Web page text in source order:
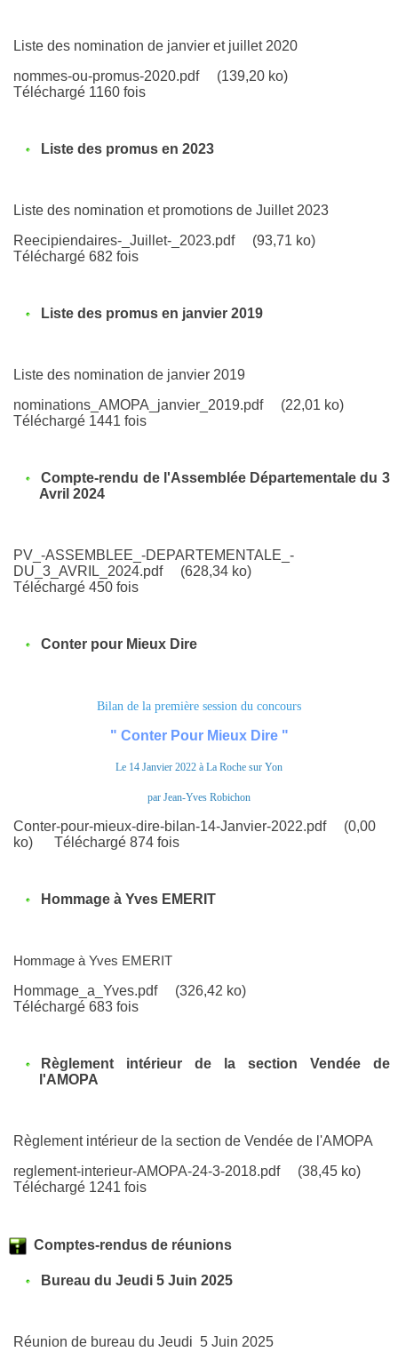
Liste des nomination de janvier et juillet 2020
nommes-ou-promus-2020.pdf
(139,20 ko)
Téléchargé 1160 fois
Liste des promus en 2023
Liste des nomination et promotions de Juillet 2023
Reecipiendaires-_Juillet-_2023.pdf
(93,71 ko)
Téléchargé 682 fois
Liste des promus en janvier 2019
Liste des nomination de janvier 2019
nominations_AMOPA_janvier_2019.pdf
(22,01 ko)
Téléchargé 1441 fois
Compte-rendu de l'Assemblée Départementale du 3
Avril 2024
PV_-ASSEMBLEE_-DEPARTEMENTALE_-
DU_3_AVRIL_2024.pdf
(628,34 ko)
Téléchargé 450 fois
Conter pour Mieux Dire
Bilan de la première session du concours
" Conter Pour Mieux Dire "
Le 14 Janvier 2022 à La Roche sur Yon
par Jean-Yves Robichon
Conter-pour-mieux-dire-bilan-14-Janvier-2022.pdf
(0,00
ko)
Téléchargé 874 fois
Hommage à Yves EMERIT
Hommage à Yves EMERIT
Hommage_a_Yves.pdf
(326,42 ko)
Téléchargé 683 fois
Règlement intérieur de la section Vendée de
l'AMOPA
Règlement intérieur de la section de Vendée de l'AMOPA
reglement-interieur-AMOPA-24-3-2018.pdf
(38,45 ko)
Téléchargé 1241 fois
Comptes-rendus de réunions
Bureau du Jeudi 5 Juin 2025
Réunion de bureau du Jeudi 5 Juin 2025